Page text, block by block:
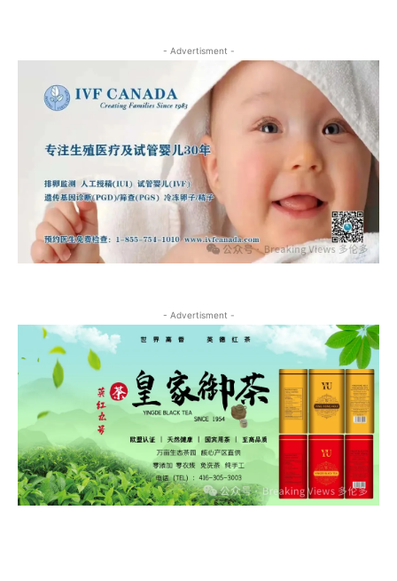
- Advertisment -
- Advertisment -